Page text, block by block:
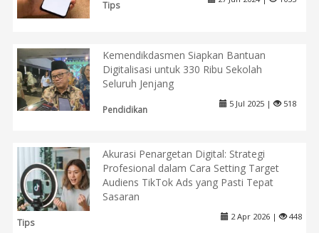
Tips
Kemendikdasmen Siapkan Bantuan
Digitalisasi untuk 330 Ribu Sekolah
Seluruh Jenjang
Pendidikan
5 Jul 2025 | 518
Akurasi Penargetan Digital: Strategi
Profesional dalam Cara Setting Target
Audiens TikTok Ads yang Pasti Tepat
Sasaran
Tips
2 Apr 2026 | 448